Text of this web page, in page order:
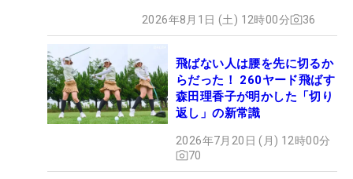
2026年8月1日 (土) 12時00分 36
飛ばない人は腰を先に切るか
らだった！ 260ヤード飛ばす
森田理香子が明かした「切り
返し」の新常識
2026年7月20日 (月) 12時00分
70